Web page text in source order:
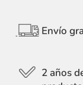
Envío
2 años